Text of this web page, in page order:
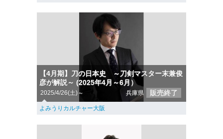
【4月期】刀の日本史 ～刀剣マスター末兼俊
彦が解説～ (2025年4月～6月）
2025/4/26(土)～ 兵庫県 販売終了
よみうりカルチャー大阪